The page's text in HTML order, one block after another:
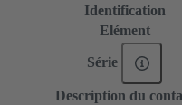
Identification
Elément
Série
Description du